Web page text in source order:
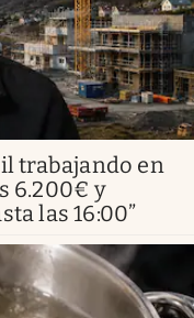
trabajando en
6.200€ y
las 16:00”